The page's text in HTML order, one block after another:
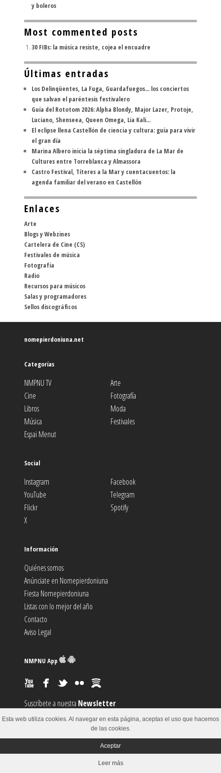
y boleros
Most commented posts
30 FIBs: la música resiste, cojea el encuadre
Últimas entradas
Los Delinqüentes, La Fuga, Guardafuegos... los conciertos
que salvan el paréntesis festivalero
Guía del Rototom 2026: Alpha Blondy, Major Lazer, Protoje,
Luciano, Shenseea, Queen Omega, Lia Kali...
El eclipse llena Castellón de ciencia y cultura: guía para vivir
el gran día
Marina Albero inicia la séptima singladura de La Mar de
Cultures entre Torreblanca y Almassora
Castro Festival, Títeres a la Mar y cuentacuentos: la
agenda familiar del verano en Castellón
Enlaces
Arte
Blogs y Webzines
Cartelera de Cine (CS)
Festivales de música
Fotografía
Radio
Recursos para músicos
Salas y programadores
Sellos discográficos
nomepierdoniuna.net
Categorías
NMPNU TV
Arte
Cine
Fotografía
Libros
Moda
Música
Festivales
Espai Menut
Social
Instagram
Facebook
YouTube
Telegram
Flickr
Spotify
X
Información
Quiénes somos
Anúnciate en Nomepierdoniuna
Fiesta Nomepierdoniuna
Listas con lo mejor del año
Contacto
Aviso Legal
NMPNU App
Suscríbete a nuestra Newsletter
Suscríbete al canalRSS
© 2002-2018
Esta web utiliza cookies. Al navegar en esta página, aceptas el uso que hacemos
de las cookies.
Aceptar
Leer más